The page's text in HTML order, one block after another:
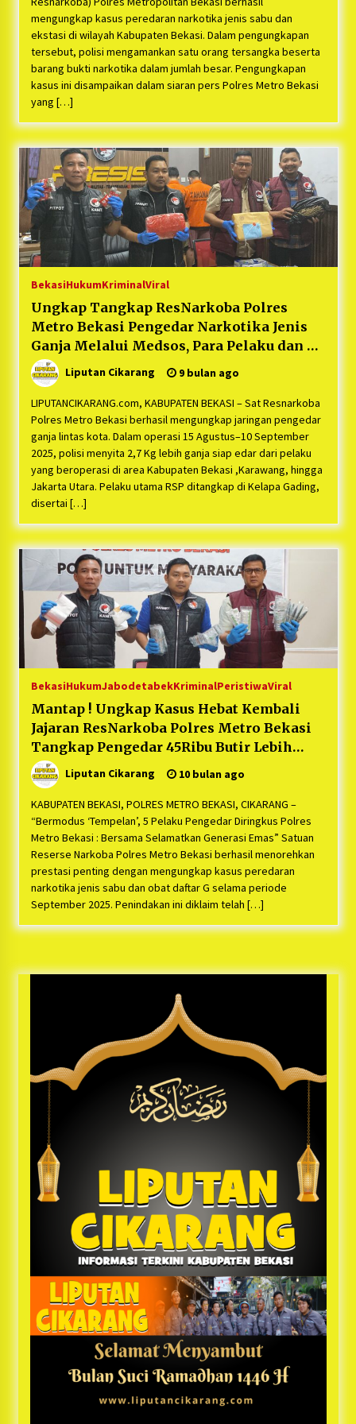
mengungkap kasus peredaran narkotika jenis sabu dan
ekstasi di wilayah Kabupaten Bekasi. Dalam pengungkapan
tersebut, polisi mengamankan satu orang tersangka beserta
barang bukti narkotika dalam jumlah besar. Pengungkapan
kasus ini disampaikan dalam siaran pers Polres Metro Bekasi
yang […]
BekasiHukumKriminalViral
Ungkap Tangkap ResNarkoba Polres
Metro Bekasi Pengedar Narkotika Jenis
Ganja Melalui Medsos, Para Pelaku dan 2,7
Kilogram Ganja di Amankan
Liputan Cikarang 9 bulan ago
LIPUTANCIKARANG.com, KABUPATEN BEKASI – Sat Resnarkoba
Polres Metro Bekasi berhasil mengungkap jaringan pengedar
ganja lintas kota. Dalam operasi 15 Agustus–10 September
2025, polisi menyita 2,7 Kg lebih ganja siap edar dari pelaku
yang beroperasi di area Kabupaten Bekasi ,Karawang, hingga
Jakarta Utara. Pelaku utama RSP ditangkap di Kelapa Gading,
disertai […]
BekasiHukumJabodetabekKriminalPeristiwaViral
Mantap ! Ungkap Kasus Hebat Kembali
Jajaran ResNarkoba Polres Metro Bekasi
Tangkap Pengedar 45Ribu Butir Lebih
daftar Obat G dan Sabu Seberat 66,6 Gram
yang akan di Edar Namun Berhasil di
Gagalkan
Liputan Cikarang 10 bulan ago
KABUPATEN BEKASI, POLRES METRO BEKASI, CIKARANG –
“Bermodus ‘Tempelan’, 5 Pelaku Pengedar Diringkus Polres
Metro Bekasi : Bersama Selamatkan Generasi Emas” Satuan
Reserse Narkoba Polres Metro Bekasi berhasil menorehkan
prestasi penting dengan mengungkap kasus peredaran
narkotika jenis sabu dan obat daftar G selama periode
September 2025. Penindakan ini diklaim telah […]